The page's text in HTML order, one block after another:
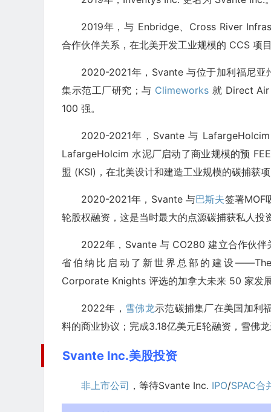
2019年，与 Enbridge、Cross River
合作伙伴关系，在北美开发工业规模的 CCS 项
2020-2021年，Svante 与位于加利福尼
集示范工厂研究；与 Climeworks 就 Direct
100 强。
2020-2021年，Svante 与
LafargeHolcim 水泥厂启动了商业规模的预
盟 (KSI)，在北美设计和建造工业规模的碳捕获
2020-2021年，Svante 与巴斯夫签署MOF
轮股权融资，这是当时最大的点源碳捕获私人
2022年，Svante 与 CO280 建立合作伙伴
省伯纳比启动了新世界总部的建设——The
Corporate Knights 评选的加拿大未来 50 家发
2022年， 雪佛龙示范碳捕集厂在美国加利
料的商业协议；完成3.18亿美元E轮融资，雪佛
Svante Inc.美股投资
非上市公司 ，等待Svante Inc. IPO/SPAC合